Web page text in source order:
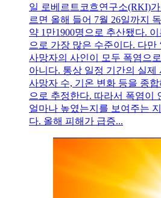
일 로베르트코흐연구소(RKI)
르면 올해 들어 7월 26일까지
약 1만1900명으로 추산됐다.
으로 가장 많은 수준이다. 다만
사망자의 사인이 모두 폭염으
아니다. 통상 일정 기간의 실
사망자 수, 기온 변화 등을 종
으로 추정한다. 따라서 폭염이
얼마나 높였는지를 보여주는
다. 올해 피해가 급증...